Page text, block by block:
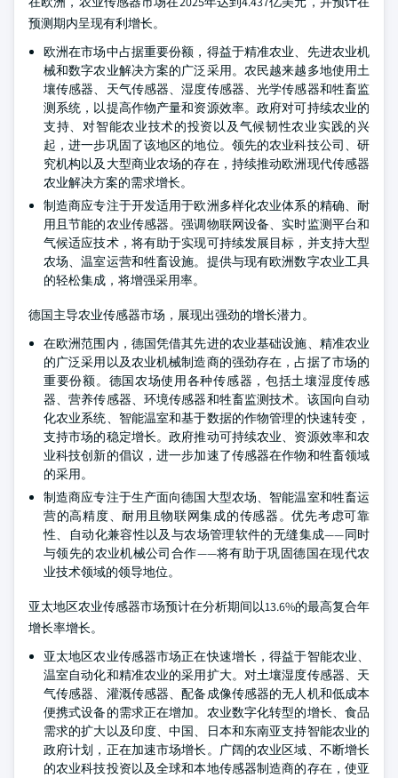
预测期内呈现有利增长。
欧洲在市场中占据重要份额，得益于精准农业、先进农业机
械和数字农业解决方案的广泛采用。农民越来越多地使用土
壤传感器、天气传感器、湿度传感器、光学传感器和牲畜监
测系统，以提高作物产量和资源效率。政府对可持续农业的
支持、对智能农业技术的投资以及气候韧性农业实践的兴
起，进一步巩固了该地区的地位。领先的农业科技公司、研
究机构以及大型商业农场的存在，持续推动欧洲现代传感器
农业解决方案的需求增长。
制造商应专注于开发适用于欧洲多样化农业体系的精确、耐
用且节能的农业传感器。强调物联网设备、实时监测平台和
气候适应技术，将有助于实现可持续发展目标，并支持大型
农场、温室运营和牲畜设施。提供与现有欧洲数字农业工具
的轻松集成，将增强采用率。
德国主导农业传感器市场，展现出强劲的增长潜力。
在欧洲范围内，德国凭借其先进的农业基础设施、精准农业
的广泛采用以及农业机械制造商的强劲存在，占据了市场的
重要份额。德国农场使用各种传感器，包括土壤湿度传感
器、营养传感器、环境传感器和牲畜监测技术。该国向自动
化农业系统、智能温室和基于数据的作物管理的快速转变，
支持市场的稳定增长。政府推动可持续农业、资源效率和农
业科技创新的倡议，进一步加速了传感器在作物和牲畜领域
的采用。
制造商应专注于生产面向德国大型农场、智能温室和牲畜运
营的高精度、耐用且物联网集成的传感器。优先考虑可靠
性、自动化兼容性以及与农场管理软件的无缝集成——同时
与领先的农业机械公司合作——将有助于巩固德国在现代农
业技术领域的领导地位。
亚太地区农业传感器市场预计在分析期间以13.6%的最高复合年
增长率增长。
亚太地区农业传感器市场正在快速增长，得益于智能农业、
温室自动化和精准农业的采用扩大。对土壤湿度传感器、天
气传感器、灌溉传感器、配备成像传感器的无人机和低成本
便携式设备的需求正在增加。农业数字化转型的增长、食品
需求的扩大以及印度、中国、日本和东南亚支持智能农业的
政府计划，正在加速市场增长。广阔的农业区域、不断增长
的农业科技投资以及全球和本地传感器制造商的存在，使亚